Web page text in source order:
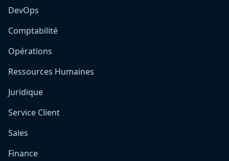
DevOps
Comptabilité
Opérations
Ressources Humaines
Juridique
Service Client
Sales
Finance